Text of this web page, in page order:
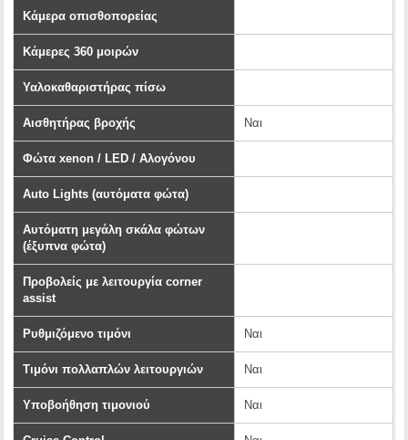
Κάμερα οπισθοπορείας
Κάμερες 360 μοιρών
Υαλοκαθαριστήρας πίσω
Αισθητήρας βροχής Ναι
Φώτα xenon / LED / Αλογόνου
Αuto Lights (αυτόματα φώτα)
Αυτόματη μεγάλη σκάλα φώτων
(έξυπνα φώτα)
Προβολείς με λειτουργία corner
assist
Ρυθμιζόμενο τιμόνι Ναι
Τιμόνι πολλαπλών λειτουργιών Ναι
Υποβοήθηση τιμονιού Ναι